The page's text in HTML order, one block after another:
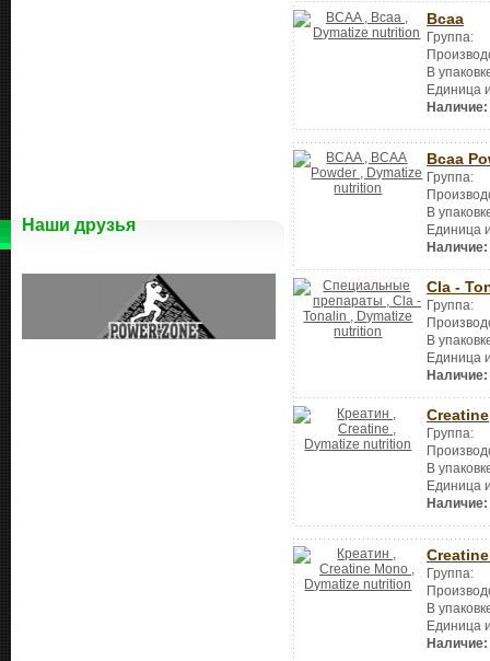
Наши друзья
Bcaa
Группа:
В
Единица
Наличие:
Bcaa
Группа:
В
Единица
Наличие:
Cla -
Группа:
В
Единица
Наличие:
Creatine
Группа:
В
Единица
Наличие:
Группа:
В
Единица
Наличие: